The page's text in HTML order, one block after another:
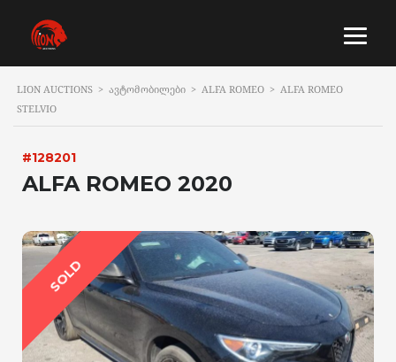
LION AUCTIONS > ᲐᲕᲢᲝᲛᲝᲑᲘᲚᲔᲑᲘ > ALFA ROMEO > ALFA ROMEO
STELVIO
#128201
ALFA ROMEO 2020
SOLD